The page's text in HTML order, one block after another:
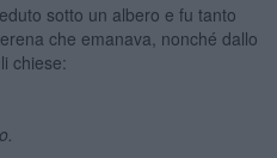
sotto un albero e fu tanto
che emanava, nonché dallo
chiese: